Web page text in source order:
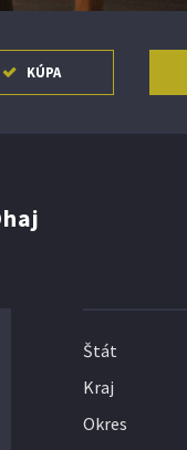
KÚPA
Štát
Kraj
Okres